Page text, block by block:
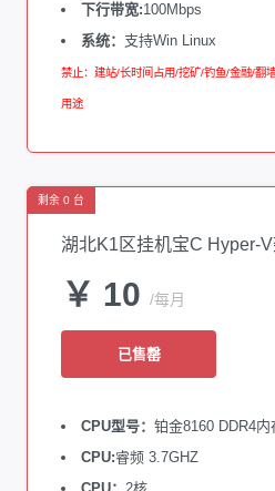
下行带宽:100Mbps
系统： 支持Win Linux
禁止：建站/长时间占用/挖矿/钓鱼/金融/翻
用途
剩余 0 台
湖北K1区挂机宝C Hyper-
￥ 10 /每月
已售罄
CPU型号： 铂金8160 DDR4内
CPU:睿频 3.7GHZ